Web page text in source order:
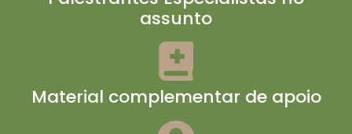
assunto
Material complementar de apoio